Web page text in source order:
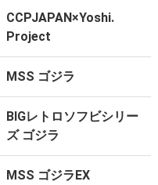
CCPJAPAN×Yoshi.
Project
MSS ゴジラ
BIGレトロソフビシリー
ズ ゴジラ
MSS ゴジラEX